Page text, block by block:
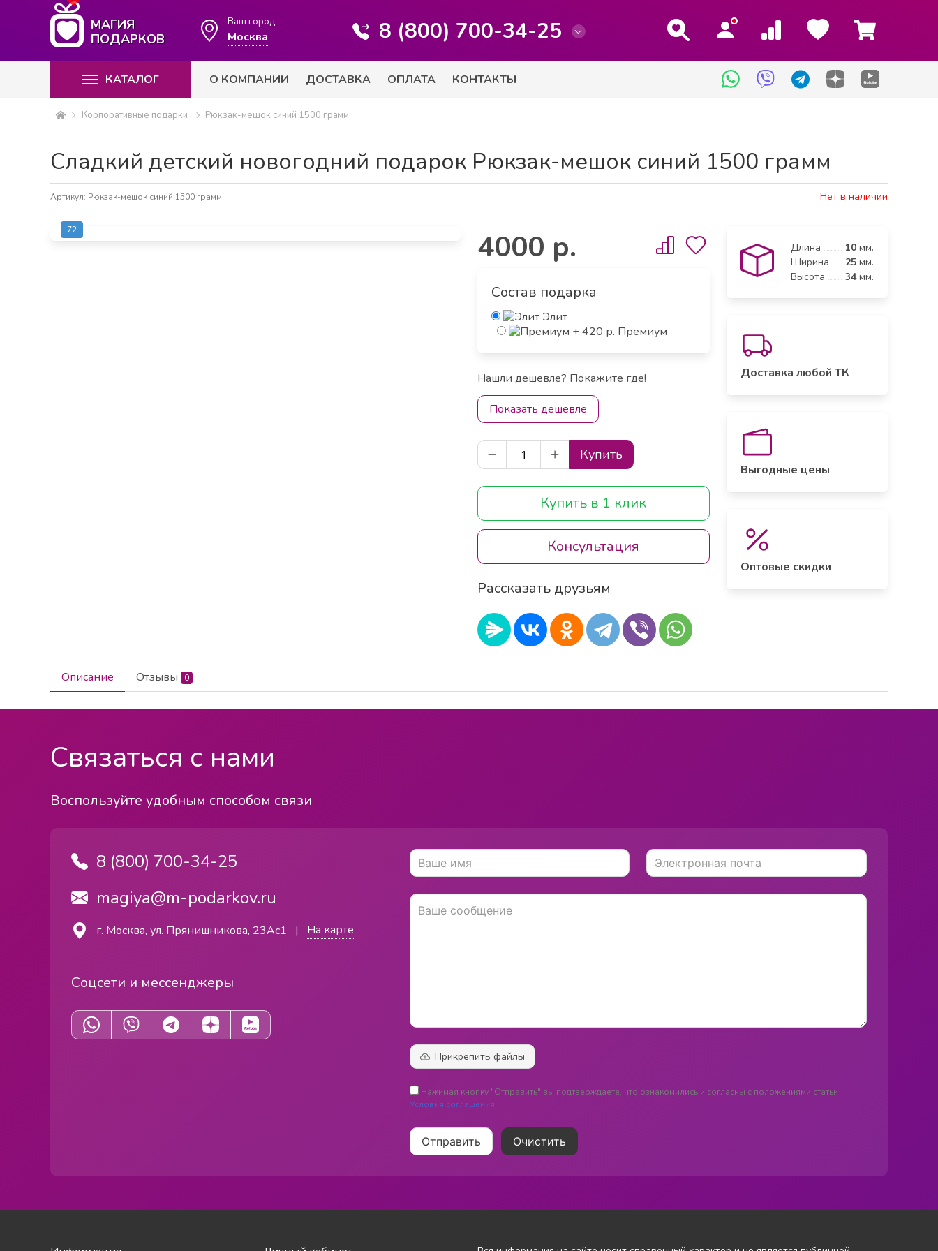
МАГИЯ
ПОДАРКОВ
Ваш город:
Москва 8 (800) 700-34-25
КАТАЛОГ О КОМПАНИИ ДОСТАВКА ОПЛАТА КОНТАКТЫ
Корпоративные подарки Рюкзак-мешок синий 1500 грамм
Сладкий детский новогодний подарок Рюкзак-мешок синий 1500 грамм
Артикул: Рюкзак-мешок синий 1500 грамм Нет в наличии
72 4000 р.
Состав подарка
Элит
Премиум
Нашли дешевле? Покажите где!
Показать дешевле
Купить
Купить в 1 клик
Консультация
Рассказать друзьям
Длина 10мм.
Ширина
25мм.
Высота
34мм.
Доставка любой ТК
Выгодные цены
Оптовые скидки
Описание Отзывы 0
Связаться с нами
Воспользуйте удобным способом связи
8 (800) 700-34-25
magiya@m-podarkov.ru
г. Москва, ул. Прянишникова, 23Ас1 | На карте
Соцсети и мессенджеры
Прикрепить файлы
Нажимая кнопку "Отправить" вы подтверждаете, что ознакомились и согласны с положениями статьи
Условия соглашения
Отправить Очистить